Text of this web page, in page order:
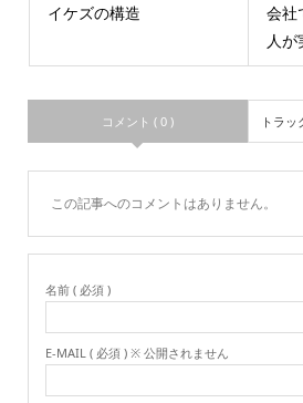
イケズの構造
会社
人
コメント ( 0 ) トラッ
この記事へのコメントはありません。
名前 ( 必須 )
E-MAIL ( 必須 ) ※ 公開されません